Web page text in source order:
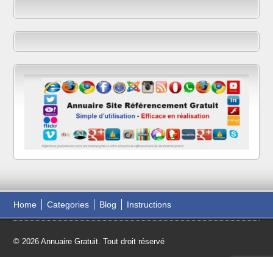
Home Categories Blog Instructions
© 2026 Annuaire Gratuit. Tout droit réservé